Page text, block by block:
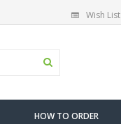
Wish
HOW TO ORDER